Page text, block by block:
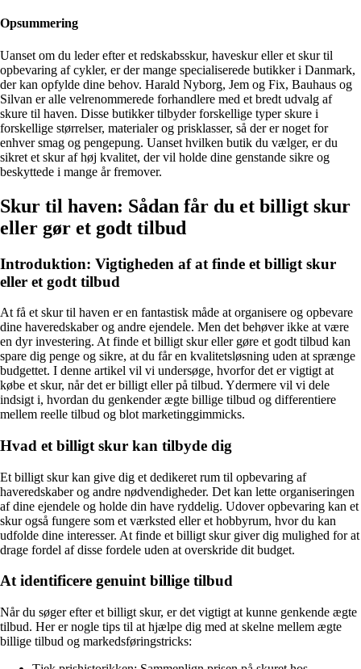
Opsummering
Uanset om du leder efter et redskabsskur, haveskur eller et skur til
opbevaring af cykler, er der mange specialiserede butikker i Danmark,
der kan opfylde dine behov. Harald Nyborg, Jem og Fix, Bauhaus og
Silvan er alle velrenommerede forhandlere med et bredt udvalg af
skure til haven. Disse butikker tilbyder forskellige typer skure i
forskellige størrelser, materialer og prisklasser, så der er noget for
enhver smag og pengepung. Uanset hvilken butik du vælger, er du
sikret et skur af høj kvalitet, der vil holde dine genstande sikre og
beskyttede i mange år fremover.
Skur til haven: Sådan får du et billigt skur
eller gør et godt tilbud
Introduktion: Vigtigheden af at finde et billigt skur
eller et godt tilbud
At få et skur til haven er en fantastisk måde at organisere og opbevare
dine haveredskaber og andre ejendele. Men det behøver ikke at være
en dyr investering. At finde et billigt skur eller gøre et godt tilbud kan
spare dig penge og sikre, at du får en kvalitetsløsning uden at sprænge
budgettet. I denne artikel vil vi undersøge, hvorfor det er vigtigt at
købe et skur, når det er billigt eller på tilbud. Ydermere vil vi dele
indsigt i, hvordan du genkender ægte billige tilbud og differentiere
mellem reelle tilbud og blot marketinggimmicks.
Hvad et billigt skur kan tilbyde dig
Et billigt skur kan give dig et dedikeret rum til opbevaring af
haveredskaber og andre nødvendigheder. Det kan lette organiseringen
af dine ejendele og holde din have ryddelig. Udover opbevaring kan et
skur også fungere som et værksted eller et hobbyrum, hvor du kan
udfolde dine interesser. At finde et billigt skur giver dig mulighed for at
drage fordel af disse fordele uden at overskride dit budget.
At identificere genuint billige tilbud
Når du søger efter et billigt skur, er det vigtigt at kunne genkende ægte
tilbud. Her er nogle tips til at hjælpe dig med at skelne mellem ægte
billige tilbud og markedsføringstricks: